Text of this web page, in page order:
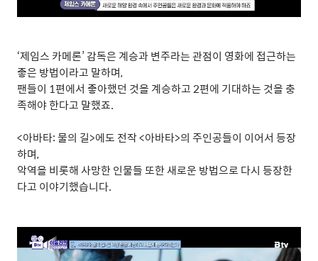
‘제임스 카메론’감독은 계승과 변주라는 관점이 영화에 접근하는
좋은 방법이라고 말하며,
팬들이 1편에서 좋아했던 것을 계승하고2편에 기대하는 것을 충
족해야 한다고 말했죠.
<아바타:물의 길>에도 전작<아바타>의 주인공들이 이어서 등장
하며,
악역을 비롯해 사망한 인물들 또한 새로운 방법으로 다시 등장한
다고 이야기했습니다.